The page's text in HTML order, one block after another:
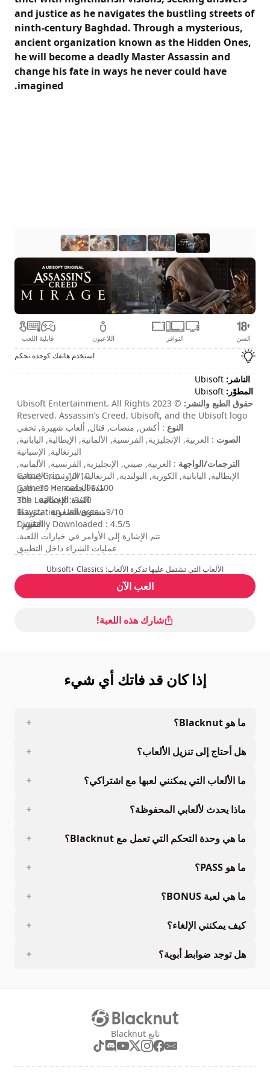
and justice as he navigates the bustling streets of
ninth-century Baghdad. Through a mysterious,
ancient organization known as the Hidden Ones,
he will become a deadly Master Assassin and
change his fate in ways he never could have
imagined.
السن التوافر اللاعبون قابلية اللعب
استخدم هاتفك كوحدة تحكم
الناشر: Ubisoft
المطوّر: Ubisoft
حقوق الطبع والنشر:
© 2023 Ubisoft Entertainment. All Rights
Reserved. Assassin’s Creed, Ubisoft, and the Ubisoft logo
are registered or unregistered trademarks of Ubisoft
Entertainment in the US and/or other countries.
النوع : أكشن, منصات, قتال, ألعاب شهيرة, تخفي
الصوت : العربية, الإنجليزية, الفرنسية, الألمانية, الإيطالية, اليابانية,
البرتغالية, الإسبانية
الترجمات/الواجهة : العربية, صيني, الإنجليزية, الفرنسية, الألمانية,
الإيطالية, اليابانية, الكورية, البولندية, البرتغالية, الروسية, الإسبانية
مدة الجلسة: > 30 دقائق
المدة الإجمالية: 30h
مستوى الصعوبة: متوسط
التقييم:
Game Grin : 10/10
Gamers Heroes : 90/100
The Loadout : 9/10
Playstation Universe : 9/10
Digitally Downloaded : 4.5/5
تتم الإشارة إلى الأوامر في خيارات اللعبة.
عمليات الشراء داخل التطبيق
الألعاب التي تشتمل عليها تذكرة الألعاب: Ubisoft+ Classics
العب الآن
شارك هذه اللعبة!
إذا كان قد فاتك أي شيء
ما هو Blacknut؟
هل أحتاج إلى تنزيل الألعاب؟
ما الألعاب التي يمكنني لعبها مع اشتراكي؟
ماذا يحدث لألعابي المحفوظة؟
ما هي وحدة التحكم التي تعمل مع Blacknut؟
ما هو PASS؟
ما هي لعبة BONUS؟
كيف يمكنني الإلغاء؟
هل توجد ضوابط أبوية؟
تابع Blacknut